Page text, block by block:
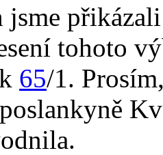
tohoto
65/1.